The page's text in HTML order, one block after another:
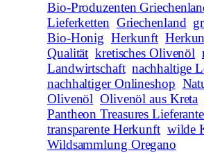
Bio-Produzenten
Lieferketten Griechenland
Bio-Honig Herkunft
Qualität kretisches Olivenöl
Landwirtschaft nachhaltige
nachhaltiger Onlineshop
Olivenöl Olivenöl aus Kreta
Pantheon Treasures
transparente Herkunft wilde
Wildsammlung Oregano